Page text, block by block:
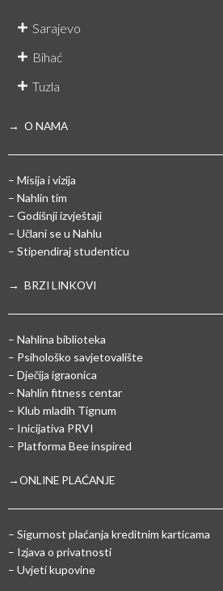
Sarajevo
Bihać
Tuzla
→ O NAMA
– Misija i vizija
– Nahlin tim
– Godišnji izvještaji
– Učlani se u Nahlu
– Stipendiraj studenticu
→ BRZI LINKOVI
– Nahlina biblioteka
– Psihološko savjetovalište
– Dječija igraonica
– Nahlin fitness centar
– Klub mladih Tignum
– Inicijativa PRVI
– Platforma Bee inspired
→ONLINE PLAĆANJE
– Sigurnost plaćanja kreditnim karticama
– Izjava o privatnosti
– Uvjeti kupovine